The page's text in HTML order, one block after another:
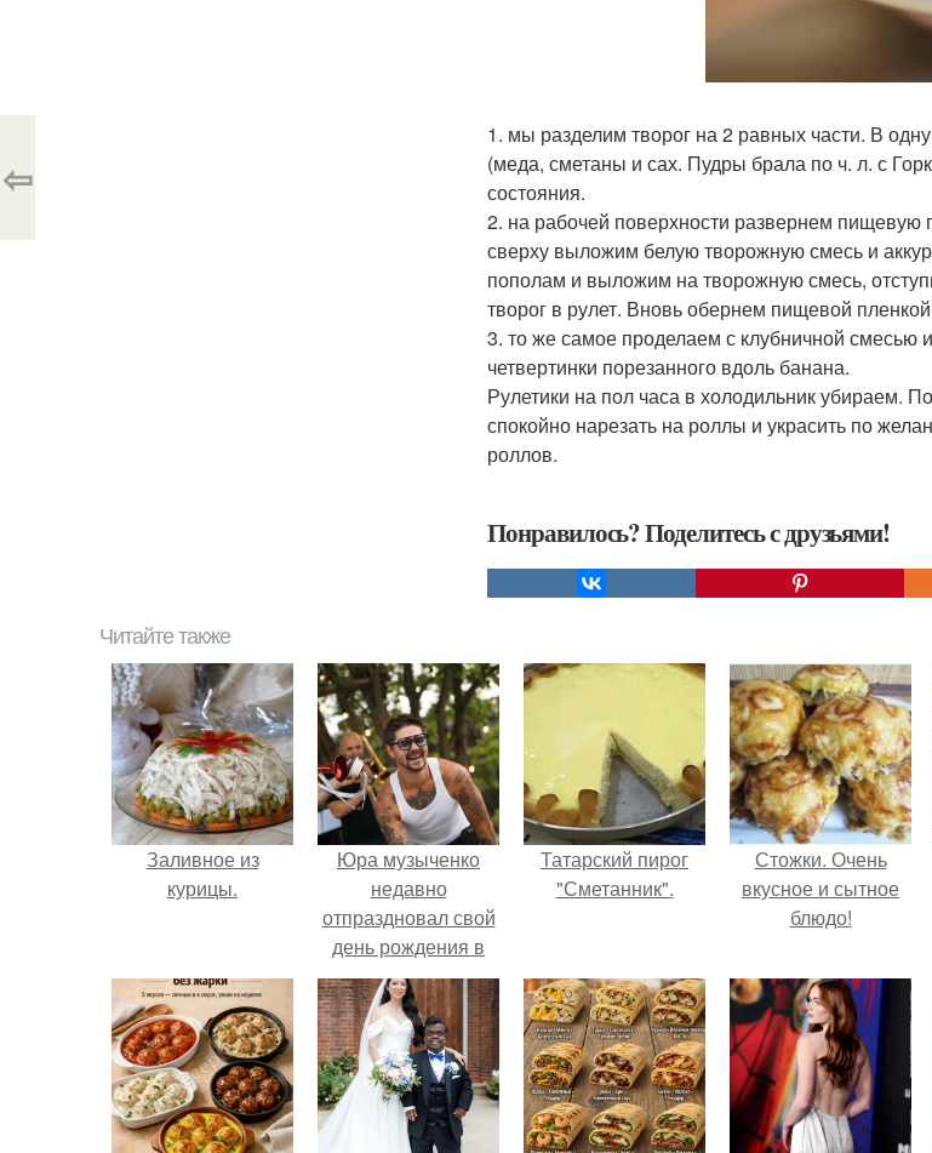
1. мы разделим творог на 2 равных части. В
(меда, сметаны и сах. Пудры брала по ч. л. с
состояния.
2. на рабочей поверхности развернем пищевую
сверху выложим белую творожную смесь и
пополам и выложим на творожную смесь,
творог в рулет. Вновь обернем пищевой
3. то же самое проделаем с клубничной смесью
четвертинки порезанного вдоль банана.
Рулетики на пол часа в холодильник убираем.
спокойно нарезать на роллы и украсить по
роллов.
Понравилось? Поделитесь с друзьями!
⇦
Читайте также
Заливное из
курицы.
Юра музыченко
недавно
отпраздновал свой
день рождения в
кругу самых
близких и родных
людей.
Татарский пирог
"Сметанник".
Стожки. Очень
вкусное и сытное
блюдо!